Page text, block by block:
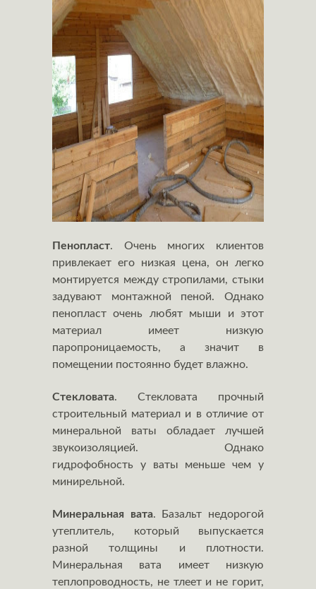
Пенопласт. Очень многих клиентов
привлекает его низкая цена, он легко
монтируется между стропилами, стыки
задувают монтажной пеной. Однако
пенопласт очень любят мыши и этот
материал имеет низкую
паропроницаемость, а значит в
помещении постоянно будет влажно.
Стекловата. Стекловата прочный
строительный материал и в отличие от
минеральной ваты обладает лучшей
звукоизоляцией. Однако
гидрофобность у ваты меньше чем у
минирельной.
Минеральная вата. Базальт недорогой
утеплитель, который выпускается
разной толщины и плотности.
Минеральная вата имеет низкую
теплопроводность, не тлеет и не горит,